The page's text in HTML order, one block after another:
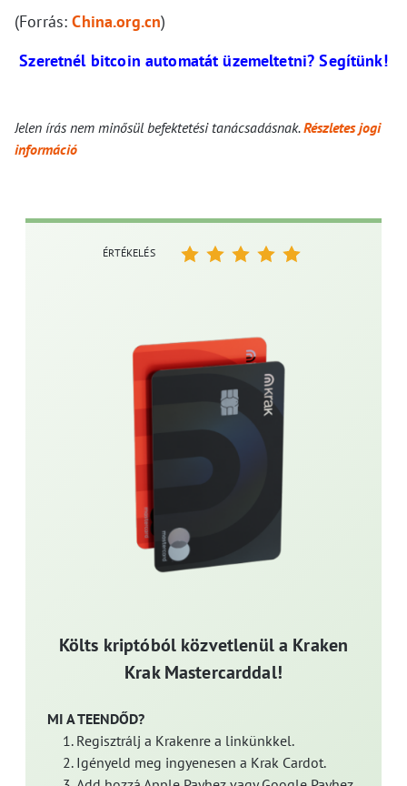
(Forrás:China.org.cn)
Szeretnél bitcoin automatát üzemeltetni? Segítünk!
Jelen írás nem minősül befektetési tanácsadásnak.Részletes jogi
információ
Költs kriptóból közvetlenül a Kraken
Krak Mastercarddal!
MI A TEENDŐD?
Regisztrálj a Krakenre a linkünkkel.
Igényeld meg ingyenesen a Krak Cardot.
ÉRTÉKELÉS